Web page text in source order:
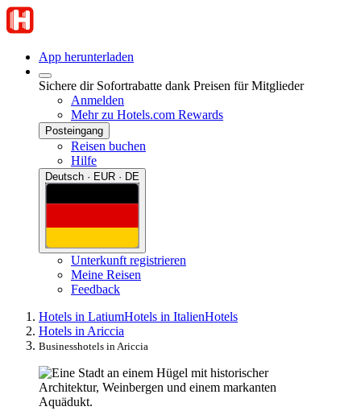
App herunterladen
Sichere dir Sofortrabatte dank Preisen für Mitglieder
Anmelden
Mehr zu Hotels.com Rewards
Posteingang
Reisen buchen
Hilfe
Deutsch · EUR · DE
Unterkunft registrieren
Meine Reisen
Feedback
Hotels in LatiumHotels in ItalienHotels
Hotels in Ariccia
Businesshotels in Ariccia